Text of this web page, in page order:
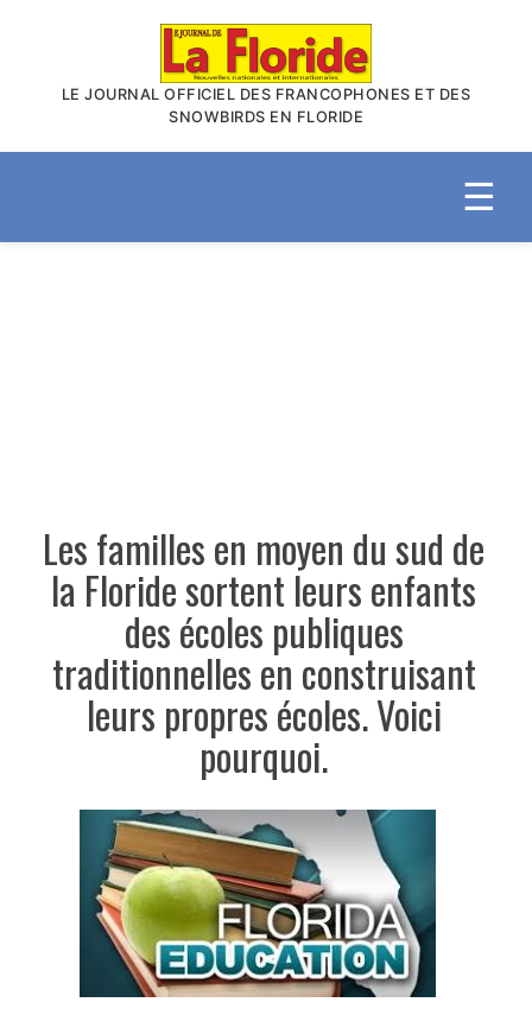
LE JOURNAL OFFICIEL DES FRANCOPHONES ET DES
SNOWBIRDS EN FLORIDE
☰
cliquez ici pour fermer
Cliquez pour fermer
Les familles en moyen du sud de
la Floride sortent leurs enfants
des écoles publiques
traditionnelles en construisant
leurs propres écoles. Voici
pourquoi.